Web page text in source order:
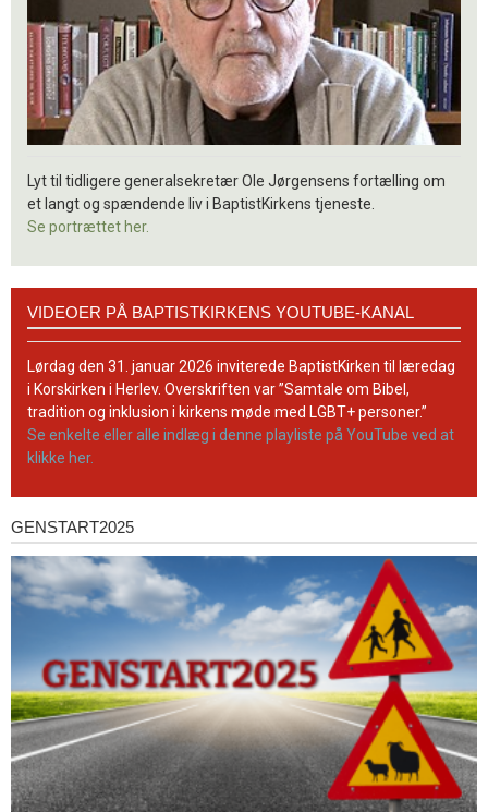
Lyt til tidligere generalsekretær Ole Jørgensens fortælling om
et langt og spændende liv i BaptistKirkens tjeneste.
Se portrættet her.
BaptistKirkens
YouTube-
kanal
VIDEOER PÅ BAPTISTKIRKENS YOUTUBE-KANAL
Lørdag den 31. januar 2026 inviterede BaptistKirken til læredag
i Korskirken i Herlev. Overskriften var ”Samtale om Bibel,
tradition og inklusion i kirkens møde med LGBT+ personer.”
Se enkelte eller alle indlæg i denne playliste på YouTube ved at
klikke her.
Genstart2025
GENSTART2025